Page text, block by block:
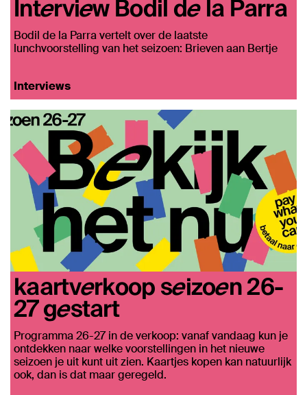
Interview Bodil de la Parra
Bodil de la Parra vertelt over de laatste
lunchvoorstelling van het seizoen: Brieven aan Bertje
Interviews
kaartverkoop seizoen 26-
27 gestart
Programma 26-27 in de verkoop: vanaf vandaag kun je
ontdekken naar welke voorstellingen in het nieuwe
seizoen je uit kunt uit zien. Kaartjes kopen kan natuurlijk
ook, dan is dat maar geregeld.